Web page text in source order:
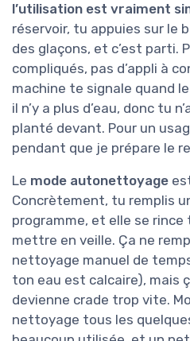
l’utilisation est vraiment
réservoir, tu appuies sur le
des glaçons, et c’est parti.
compliqués, pas d’appli à
machine te signale quand
il n’y a plus d’eau, donc tu
planté devant. Pour un
pendant que je prépare le
Le mode autonettoyage
Concrètement, tu remplis
programme, et elle se
mettre en veille. Ça ne
nettoyage manuel de
ton eau est calcaire), mais
devienne crade trop vite.
nettoyage tous les